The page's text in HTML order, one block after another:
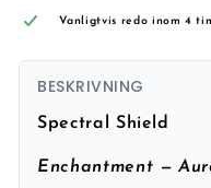
Vanligtvis redo inom 4
BESKRIVNING
Spectral Shield
Enchantment —